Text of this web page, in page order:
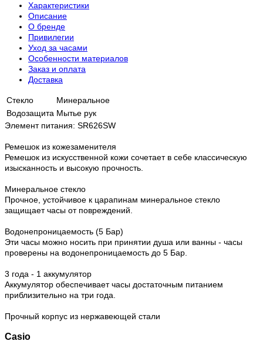
Характеристики
Описание
О бренде
Привилегии
Уход за часами
Особенности материалов
Заказ и оплата
Доставка
Стекло
Минеральное
Водозащита Мытье рук
Элемент питания: SR626SW
Ремешок из кожезаменителя
Ремешок из искусственной кожи сочетает в себе классическую
изысканность и высокую прочность.
Минеральное стекло
Прочное, устойчивое к царапинам минеральное стекло
защищает часы от повреждений.
Водонепроницаемость (5 Бар)
Эти часы можно носить при принятии душа или ванны - часы
проверены на водонепроницаемость до 5 Бар.
3 года - 1 аккумулятор
Аккумулятор обеспечивает часы достаточным питанием
приблизительно на три года.
Прочный корпус из нержавеющей стали
Casio